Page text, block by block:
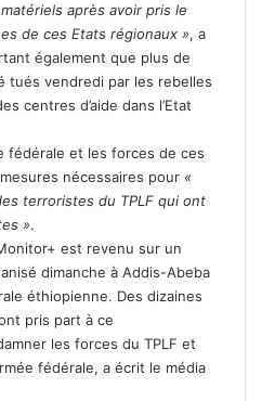
après avoir pris le
de ces Etats régionaux », a
également que plus de
tués vendredi par les rebelles
centres d’aide dans l’Etat
fédérale et les forces de ces
nécessaires pour «
terroristes du TPLF qui ont
».
est revenu sur un
dimanche à Addis-Abeba
éthiopienne. Des dizaines
pris part à ce
les forces du TPLF et
fédérale, a écrit le média